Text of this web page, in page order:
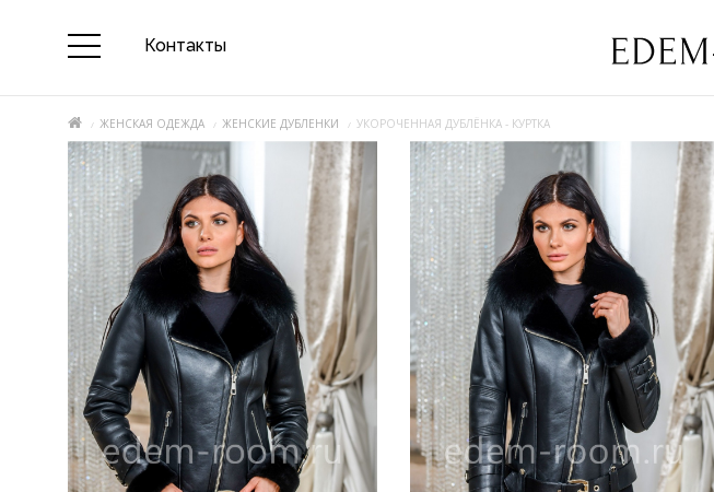
Контакты
ЖЕНСКАЯ ОДЕЖДА ЖЕНСКИЕ ДУБЛЕНКИ УКОРОЧЕННАЯ ДУБЛЁНКА - КУРТКА